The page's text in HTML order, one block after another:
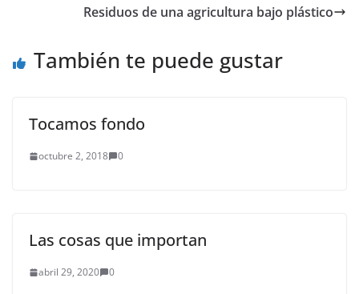
Residuos de una agricultura bajo plástico
También te puede gustar
Tocamos fondo
octubre 2, 2018 0
Las cosas que importan
abril 29, 2020 0